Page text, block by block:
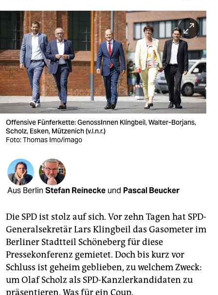
sport
berlin
nord
wahrheit
verlag
verlag
veranstaltungen
fragen & hilfe
unterstützen
genossenschaft
epaper login
Offensive Fünferkette: GenossInnen Klingbeil, Walter-Borjans,
Scholz, Esken, Mützenich (v.l.n.r.)
Foto: Thomas Imo/imago
Aus Berlin Stefan Reinecke und Pascal Beucker
Die SPD ist stolz auf sich. Vor zehn Tagen hat SPD-
Generalsekretär Lars Klingbeil das Gasometer im
Berliner Stadtteil Schöneberg für diese
Pressekonferenz gemietet. Doch bis kurz vor
Schluss ist geheim geblieben, zu welchem Zweck:
um Olaf Scholz als SPD-Kanzlerkandidaten zu
präsentieren. Was für ein Coup.